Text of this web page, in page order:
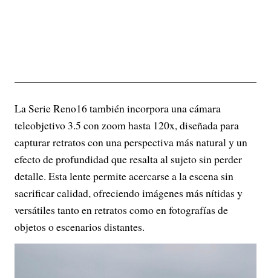
La Serie Reno16 también incorpora una cámara
teleobjetivo 3.5 con zoom hasta 120x, diseñada para
capturar retratos con una perspectiva más natural y un
efecto de profundidad que resalta al sujeto sin perder
detalle. Esta lente permite acercarse a la escena sin
sacrificar calidad, ofreciendo imágenes más nítidas y
versátiles tanto en retratos como en fotografías de
objetos o escenarios distantes.